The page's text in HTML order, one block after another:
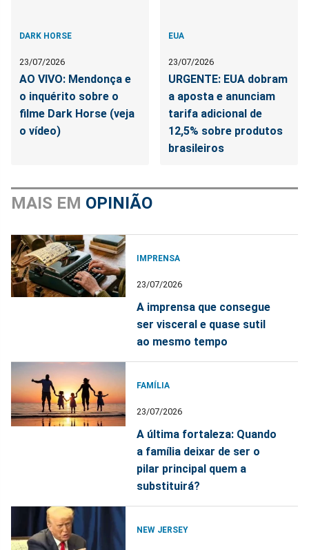
DARK HORSE
23/07/2026
AO VIVO: Mendonça e
o inquérito sobre o
filme Dark Horse (veja
o vídeo)
EUA
23/07/2026
URGENTE: EUA dobram
a aposta e anunciam
tarifa adicional de
12,5% sobre produtos
brasileiros
MAIS EM OPINIÃO
IMPRENSA
23/07/2026
A imprensa que consegue
ser visceral e quase sutil
ao mesmo tempo
FAMÍLIA
23/07/2026
A última fortaleza: Quando
a família deixar de ser o
pilar principal quem a
substituirá?
NEW JERSEY